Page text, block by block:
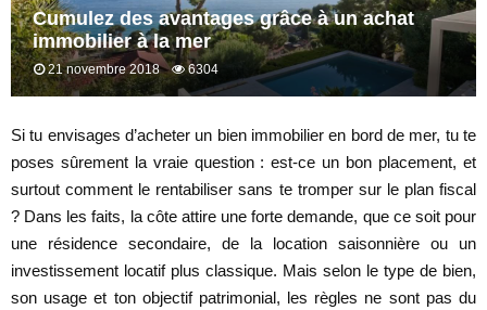
Cumulez des avantages grâce à un achat
immobilier à la mer
21 novembre 2018 6304
Si tu envisages d’acheter un bien immobilier en bord de mer, tu te
poses sûrement la vraie question : est-ce un bon placement, et
surtout comment le rentabiliser sans te tromper sur le plan fiscal
? Dans les faits, la côte attire une forte demande, que ce soit pour
une résidence secondaire, de la location saisonnière ou un
investissement locatif plus classique. Mais selon le type de bien,
son usage et ton objectif patrimonial, les règles ne sont pas du